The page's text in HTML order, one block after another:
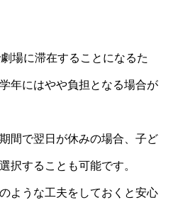
場に滞在することになるた
年にはやや負担となる場合が
間で翌日が休みの場合、子ど
択することも可能です。
ような工夫をしておくと安心